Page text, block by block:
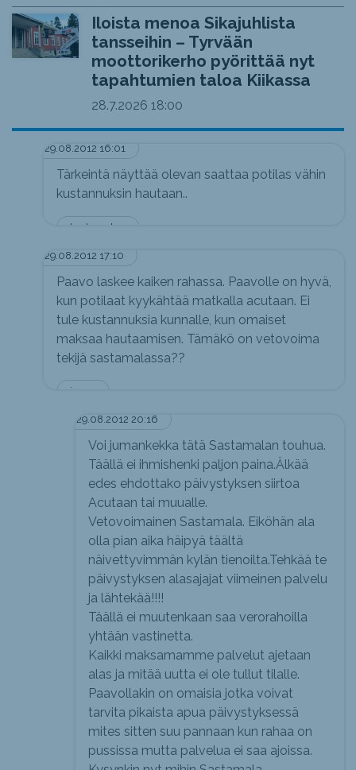
Iloista menoa Sikajuhlista
tansseihin – Tyrvään
moottorikerho pyörittää nyt
tapahtumien taloa Kiikassa
28.7.2026 18:00
29.08.2012 16:01
tuntematon
Tärkeintä näyttää olevan saattaa potilas vähin
kustannuksin hautaan..
29.08.2012 17:10
jeppe
Paavo laskee kaiken rahassa. Paavolle on hyvä,
kun potilaat kyykähtää matkalla acutaan. Ei
tule kustannuksia kunnalle, kun omaiset
maksaa hautaamisen. Tämäkö on vetovoima
tekijä sastamalassa??
29.08.2012 20:16
Voi jumankekka tätä Sastamalan touhua.
Täällä ei ihmishenki paljon paina.Älkää
edes ehdottako päivystyksen siirtoa
Acutaan tai muualle.
Vetovoimainen Sastamala. Eiköhän ala
olla pian aika häipyä täältä
näivettyvimmän kylän tienoilta.Tehkää te
päivystyksen alasajajat viimeinen palvelu
ja lähtekää!!!!
Täällä ei muutenkaan saa verorahoilla
yhtään vastinetta.
Kaikki maksamamme palvelut ajetaan
alas ja mitää uutta ei ole tullut tilalle.
Paavollakin on omaisia jotka voivat
tarvita pikaista apua päivystyksessä
mites sitten suu pannaan kun rahaa on
pussissa mutta palvelua ei saa ajoissa.